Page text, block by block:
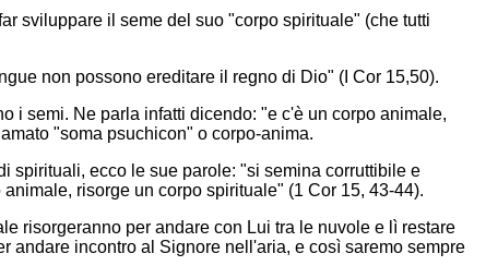
sviluppare il seme del suo "corpo spirituale" (che tutti
non possono ereditare il regno di Dio" (I Cor 15,50).
i semi. Ne parla infatti dicendo: "e c'è un corpo animale,
"soma psuchicon" o corpo-anima.
spirituali, ecco le sue parole: "si semina corruttibile e
risorge un corpo spirituale" (1 Cor 15, 43-44).
risorgeranno per andare con Lui tra le nuvole e lì restare
andare incontro al Signore nell'aria, e così saremo sempre